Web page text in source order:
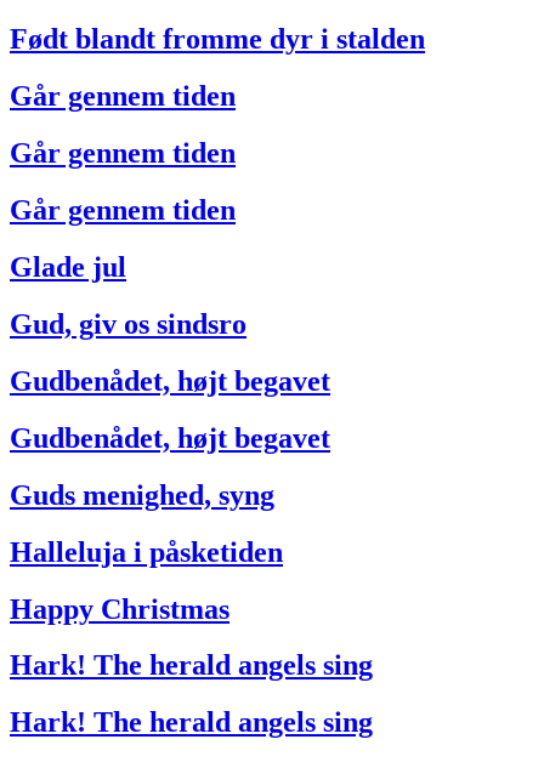
Født blandt fromme dyr i stalden
Går gennem tiden
Går gennem tiden
Går gennem tiden
Glade jul
Gud, giv os sindsro
Gudbenådet, højt begavet
Gudbenådet, højt begavet
Guds menighed, syng
Halleluja i påsketiden
Happy Christmas
Hark! The herald angels sing
Hark! The herald angels sing